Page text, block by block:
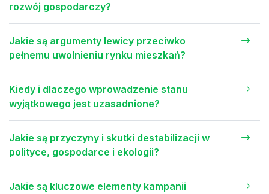
rozwój gospodarczy?
Jakie są argumenty lewicy przeciwko
pełnemu uwolnieniu rynku mieszkań?
Kiedy i dlaczego wprowadzenie stanu
wyjątkowego jest uzasadnione?
Jakie są przyczyny i skutki destabilizacji w
polityce, gospodarce i ekologii?
Jakie są kluczowe elementy kampanii